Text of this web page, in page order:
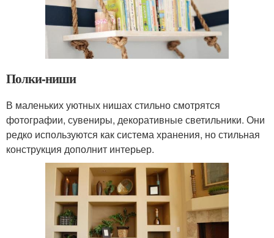
Полки-ниши
В маленьких уютных нишах стильно смотрятся
фотографии, сувениры, декоративные светильники. Они
редко используются как система хранения, но стильная
конструкция дополнит интерьер.